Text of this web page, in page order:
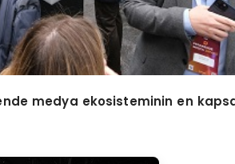
medya ekosisteminin en